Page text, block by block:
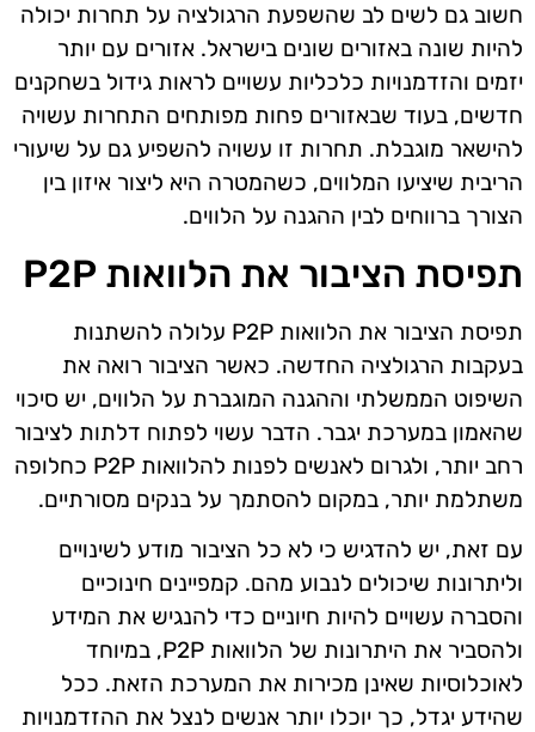
חשוב גם לשים לב שהשפעת הרגולציה על תחרות יכולה
להיות שונה באזורים שונים בישראל. אזורים עם יותר
יזמים והזדמנויות כלכליות עשויים לראות גידול בשחקנים
חדשים, בעוד שבאזורים פחות מפותחים התחרות עשויה
להישאר מוגבלת. תחרות זו עשויה להשפיע גם על שיעורי
הריבית שיציעו המלווים, כשהמטרה היא ליצור איזון בין
הצורך ברווחים לבין ההגנה על הלווים.
תפיסת הציבור את הלוואות P2P
תפיסת הציבור את הלוואות P2P עלולה להשתנות
בעקבות הרגולציה החדשה. כאשר הציבור רואה את
השיפוט הממשלתי וההגנה המוגברת על הלווים, יש סיכוי
שהאמון במערכת יגבר. הדבר עשוי לפתוח דלתות לציבור
רחב יותר, ולגרום לאנשים לפנות להלוואות P2P כחלופה
משתלמת יותר, במקום להסתמך על בנקים מסורתיים.
עם זאת, יש להדגיש כי לא כל הציבור מודע לשינויים
וליתרונות שיכולים לנבוע מהם. קמפיינים חינוכיים
והסברה עשויים להיות חיוניים כדי להנגיש את המידע
ולהסביר את היתרונות של הלוואות P2P, במיוחד
לאוכלוסיות שאינן מכירות את המערכת הזאת. ככל
שהידע יגדל, כך יוכלו יותר אנשים לנצל את ההזדמנויות